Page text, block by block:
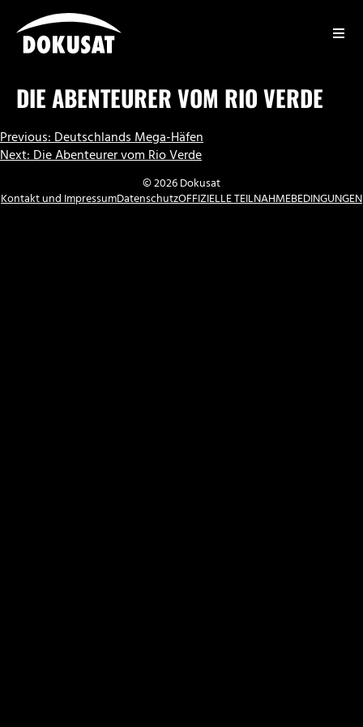
Inhalt
springen
DIE ABENTEURER VOM RIO VERDE
BEITRAGSNAVIGATION
Previous:Deutschlands Mega-Häfen
Next:Die Abenteurer vom Rio Verde
© 2026 Dokusat
Kontakt und ImpressumDatenschutzOFFIZIELLE TEILNAHMEBEDINGUNGEN